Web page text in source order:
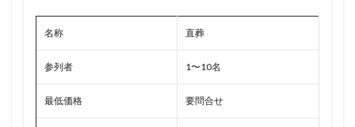
名称 直葬
参列者 1〜10名
最低価格 要問合せ